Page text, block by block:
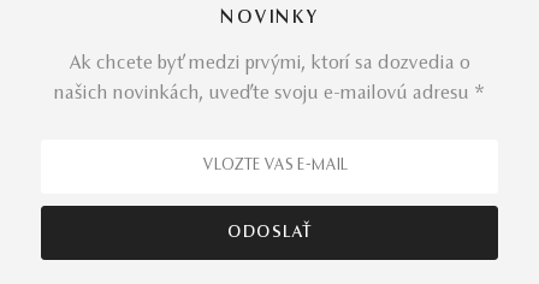
NOVINKY
Ak chcete byť medzi prvými, ktorí sa dozvedia o
našich novinkách, uveďte svoju e-mailovú adresu *